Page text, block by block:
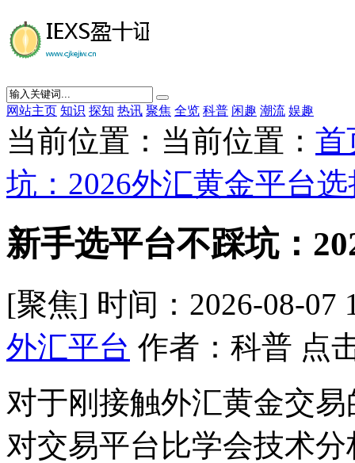
网站主页 知识 探知 热讯 聚焦 全览 科普 闲趣 潮流 娱趣
当前位置：当前位置： 首
坑：2026外汇黄金平台
新手选平台不踩坑：
[聚焦] 时间：2026-08-07
外汇平台 作者：科普 点
对于刚接触外汇黄金交
对交易平台比学会技术